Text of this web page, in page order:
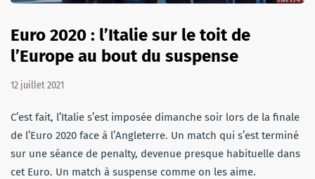
Euro 2020 : l’Italie sur le toit de
l’Europe au bout du suspense
12 juillet 2021
C’est fait, l’Italie s’est imposée dimanche soir lors de la finale
de l’Euro 2020 face à l’Angleterre. Un match qui s’est terminé
sur une séance de penalty, devenue presque habituelle dans
cet Euro. Un match à suspense comme on les aime.